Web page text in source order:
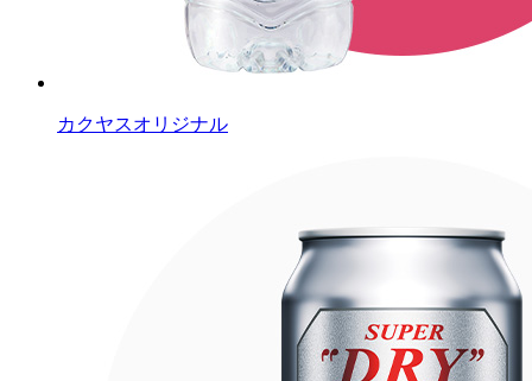
カクヤスオリジナル